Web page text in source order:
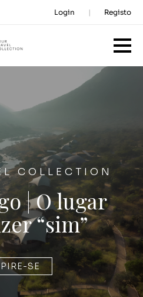
Login Registo
COLLECTION
| O lugar
“sim”
SE